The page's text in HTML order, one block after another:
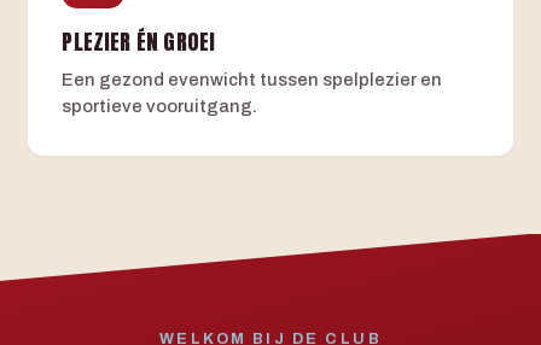
PLEZIER ÉN GROEI
Een gezond evenwicht tussen spelplezier en
sportieve vooruitgang.
WELKOM BIJ DE CLUB